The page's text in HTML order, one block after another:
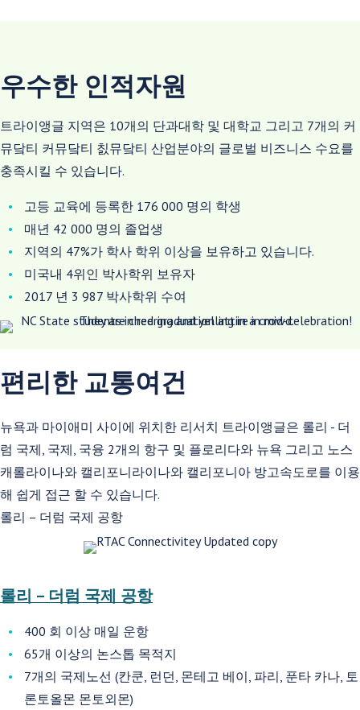
우수한 인적자원
트라이앵글 지역은 10개의 단과대학 및 대학교 그리고 7개의 커
뮤닼티 커뮤닼티 칤뮤닼티 산업분야의 글로벌 비즈니스 수요를
충족시킬 수 있습니다.
고등 교육에 등록한 176 000 명의 학생
매년 42 000 명의 졸업생
지역의 47%가 학사 학위 이상을 보유하고 있습니다.
미국내 4위인 박사학위 보유자
2017 년 3 987 박사학위 수여
편리한 교통여건
뉴욕과 마이애미 사이에 위치한 리서치 트라이앵글은 롤리 - 더
럼 국제, 국제, 국융 2개의 항구 및 플로리다와 뉴욕 그리고 노스
캐롤라이나와 캘리포니라이나와 캘리포니아 방고속도로를 이용
해 쉽게 접근 할 수 있습니다.
롤리 – 더럼 국제 공항
롤리 – 더럼 국제 공항
400 회 이상 매일 운항
65개 이상의 논스톱 목적지
7개의 국제노선 (칸쿤, 런던, 몬테고 베이, 파리, 푼타 카나, 토
론토올몬 몬토외몬)